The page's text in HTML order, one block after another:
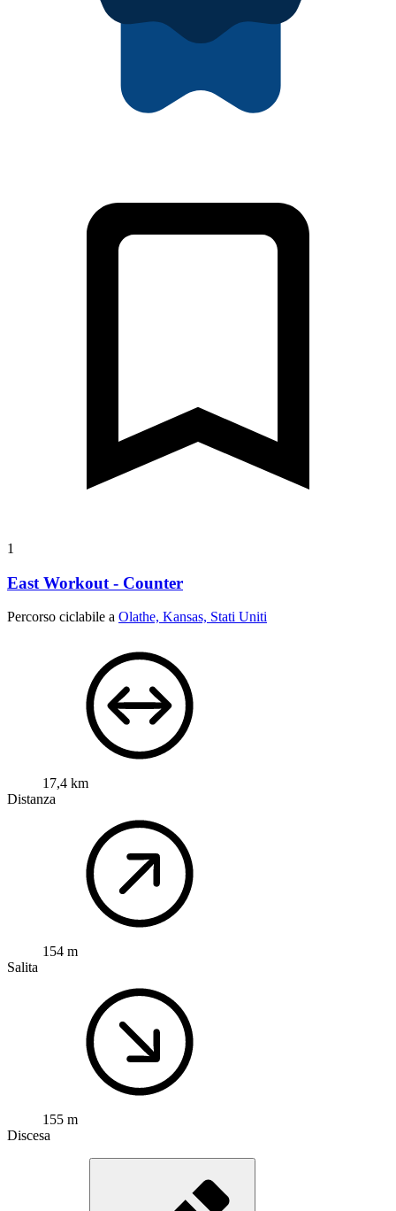
1
East Workout - Counter
Percorso ciclabile a Olathe, Kansas, Stati Uniti
17,4 km
Distanza
154 m
Salita
155 m
Discesa